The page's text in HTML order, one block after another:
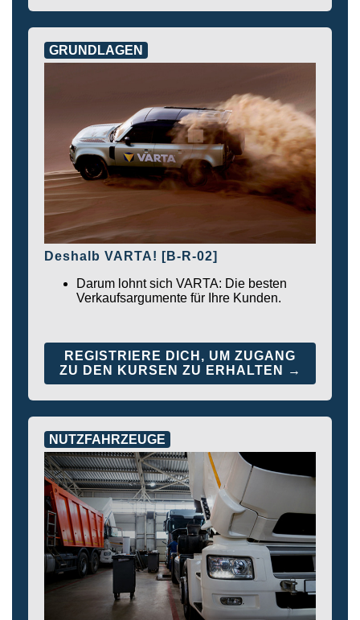
GRUNDLAGEN
Deshalb VARTA! [B-R-02]
Darum lohnt sich VARTA: Die besten
Verkaufsargumente für Ihre Kunden.
REGISTRIERE DICH, UM ZUGANG
ZU DEN KURSEN ZU ERHALTEN →
NUTZFAHRZEUGE